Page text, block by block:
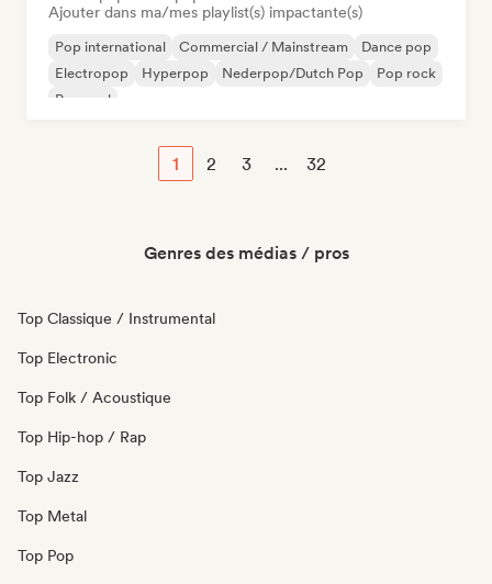
Ajouter dans ma/mes playlist(s) impactante(s)
Pop international Commercial / Mainstream
Dance pop
Electropop
Hyperpop Nederpop/Dutch Pop
Pop rock
Pop soul
1 2 3 ... 32
Genres des médias / pros
Top Classique / Instrumental
Top Electronic
Top Folk / Acoustique
Top Hip-hop / Rap
Top Jazz
Top Metal
Top Pop